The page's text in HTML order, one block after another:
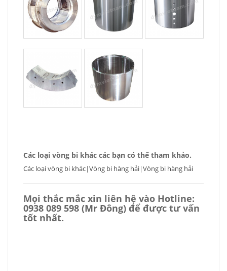
Các loại vòng bi khác các bạn có thể tham khảo.
Các loại vòng bi khác|Vòng bi hàng hải|Vòng bi hàng hải
Mọi thắc mắc xin liên hệ vào Hotline:
0938 089 598 (Mr Đông) để được tư vấn
tốt nhất.